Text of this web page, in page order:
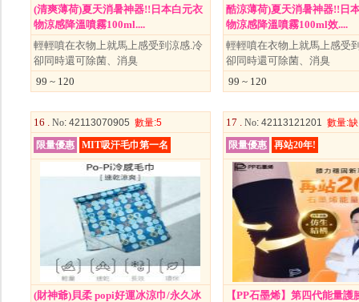
(清爽薄荷)夏天消暑神器!!日本白元衣
物涼感降溫噴霧100ml....
輕輕噴在衣物上就馬上感受到涼感.冷
卻同時還可除菌、消臭
99 ~ 120
酷涼薄荷)夏天消暑神器!!日
物涼感降溫噴霧100ml效....
輕輕噴在衣物上就馬上感受
卻同時還可除菌、消臭
99 ~ 120
16 . No: 42113070905 數量:5
限量優惠
MIT吸汗毛巾第一名
(財神爺)貝柔 popi好運冰涼巾/永久冰
17 . No: 42113121201 數量:缺
限量優惠
再站20年!
【PP石墨烯】第四代能量護